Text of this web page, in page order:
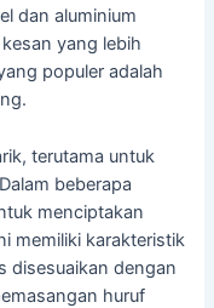
dan aluminium
yang lebih
populer adalah
terutama untuk
beberapa
menciptakan
memiliki karakteristik
disesuaikan dengan
huruf